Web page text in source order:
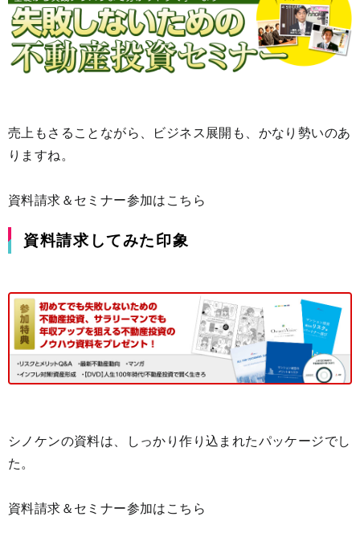
売上もさることながら、ビジネス展開も、かなり勢いのあ
りますね。
資料請求＆セミナー参加はこちら
資料請求してみた印象
シノケンの資料は、しっかり作り込まれたパッケージでし
た。
資料請求＆セミナー参加はこちら